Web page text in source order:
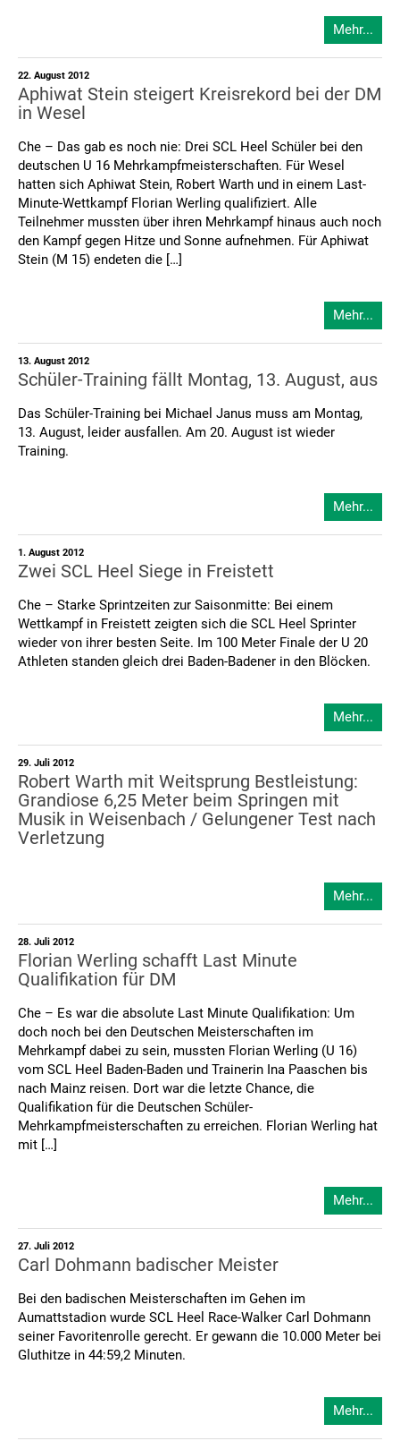
Mehr...
22. August 2012
Aphiwat Stein steigert Kreisrekord bei der DM
in Wesel
Che – Das gab es noch nie: Drei SCL Heel Schüler bei den
deutschen U 16 Mehrkampfmeisterschaften. Für Wesel
hatten sich Aphiwat Stein, Robert Warth und in einem Last-
Minute-Wettkampf Florian Werling qualifiziert. Alle
Teilnehmer mussten über ihren Mehrkampf hinaus auch noch
den Kampf gegen Hitze und Sonne aufnehmen. Für Aphiwat
Stein (M 15) endeten die […]
Mehr...
13. August 2012
Schüler-Training fällt Montag, 13. August, aus
Das Schüler-Training bei Michael Janus muss am Montag,
13. August, leider ausfallen. Am 20. August ist wieder
Training.
Mehr...
1. August 2012
Zwei SCL Heel Siege in Freistett
Che – Starke Sprintzeiten zur Saisonmitte: Bei einem
Wettkampf in Freistett zeigten sich die SCL Heel Sprinter
wieder von ihrer besten Seite. Im 100 Meter Finale der U 20
Athleten standen gleich drei Baden-Badener in den Blöcken.
Mehr...
29. Juli 2012
Robert Warth mit Weitsprung Bestleistung:
Grandiose 6,25 Meter beim Springen mit
Musik in Weisenbach / Gelungener Test nach
Verletzung
Mehr...
28. Juli 2012
Florian Werling schafft Last Minute
Qualifikation für DM
Che – Es war die absolute Last Minute Qualifikation: Um
doch noch bei den Deutschen Meisterschaften im
Mehrkampf dabei zu sein, mussten Florian Werling (U 16)
vom SCL Heel Baden-Baden und Trainerin Ina Paaschen bis
nach Mainz reisen. Dort war die letzte Chance, die
Qualifikation für die Deutschen Schüler-
Mehrkampfmeisterschaften zu erreichen. Florian Werling hat
mit […]
Mehr...
27. Juli 2012
Carl Dohmann badischer Meister
Bei den badischen Meisterschaften im Gehen im
Aumattstadion wurde SCL Heel Race-Walker Carl Dohmann
seiner Favoritenrolle gerecht. Er gewann die 10.000 Meter bei
Gluthitze in 44:59,2 Minuten.
Mehr...